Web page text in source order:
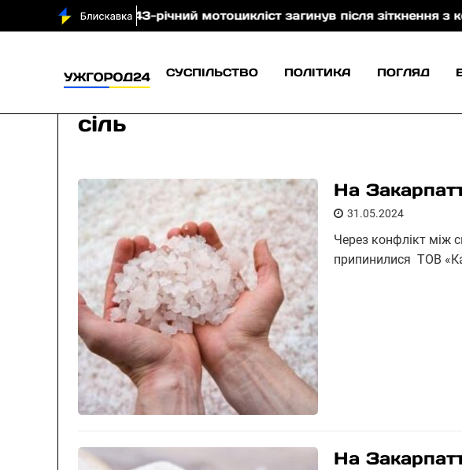
43-річний мотоцикліст загинув після зіткнення з коровою
СУСПІЛЬСТВО ПОЛІТИКА ПОГЛЯД
сіль
На
31.05.2024
Через конфлікт між
припинилися ТОВ
На